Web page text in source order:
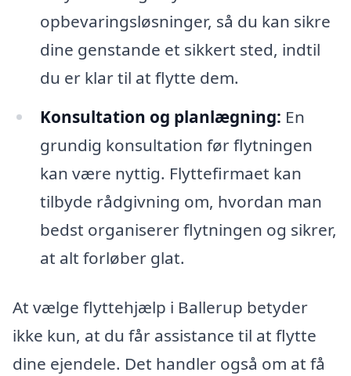
opbevaringsløsninger, så du kan sikre
dine genstande et sikkert sted, indtil
du er klar til at flytte dem.
Konsultation og planlægning: En
grundig konsultation før flytningen
kan være nyttig. Flyttefirmaet kan
tilbyde rådgivning om, hvordan man
bedst organiserer flytningen og sikrer,
at alt forløber glat.
At vælge flyttehjælp i Ballerup betyder
ikke kun, at du får assistance til at flytte
dine ejendele. Det handler også om at få